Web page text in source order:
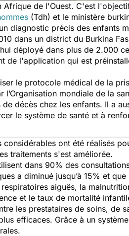
Afrique de l'Ouest. C'est
(Tdh) et le ministère
diagnostic précis des enfants
dans un district du Burkina
déployé dans plus de 2.000
de l'application qui est
le protocole médical de la
l’Organisation mondiale de la
décès chez les enfants. Il a
le système de santé et à
ont été réalisés
traitements s'est améliorée.
dans 90% des
a diminué jusqu’à 15% et
aiguës, la
et le taux de mortalité
les prestataires de soins, de
efficaces. Grâce à un